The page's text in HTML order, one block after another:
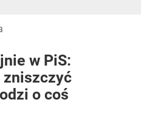
w PiS:
zniszczyć
o coś